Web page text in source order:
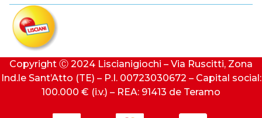
Copyright Ⓒ 2024 Liscianigiochi – Via Ruscitti, Zona
Ind.le Sant’Atto (TE) – P.I. 00723030672 – Capital social:
100.000 € (i.v.) – REA: 91413 de Teramo